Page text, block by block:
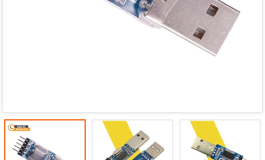
Ngày hết hạn:
Điều kiện: